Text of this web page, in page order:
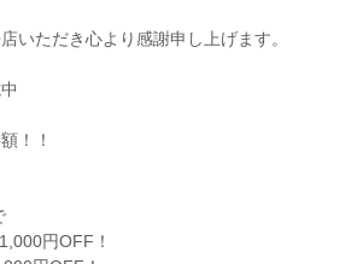
いただき心より感謝申し上げます。
！！
円OFF！